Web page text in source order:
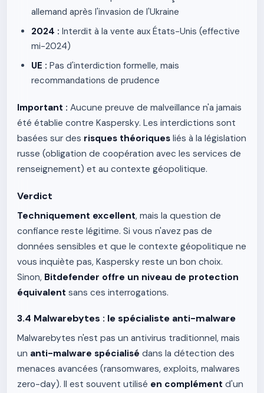
allemand après l'invasion de l'Ukraine
2024 : Interdit à la vente aux États-Unis (effective
mi-2024)
UE : Pas d'interdiction formelle, mais
recommandations de prudence
Important : Aucune preuve de malveillance n'a jamais
été établie contre Kaspersky. Les interdictions sont
basées sur des risques théoriques liés à la législation
russe (obligation de coopération avec les services de
renseignement) et au contexte géopolitique.
Verdict
Techniquement excellent, mais la question de
confiance reste légitime. Si vous n'avez pas de
données sensibles et que le contexte géopolitique ne
vous inquiète pas, Kaspersky reste un bon choix.
Sinon, Bitdefender offre un niveau de protection
équivalent sans ces interrogations.
3.4 Malwarebytes : le spécialiste anti-malware
Malwarebytes n'est pas un antivirus traditionnel, mais
un anti-malware spécialisé dans la détection des
menaces avancées (ransomwares, exploits, malwares
zero-day). Il est souvent utilisé en complément d'un